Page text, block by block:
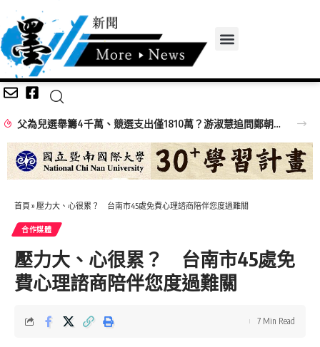
父為兒選舉籌4千萬、競選支出僅1810萬？游淑慧追問鄭朝方：2190萬差額去哪了
首頁 » 壓力大、心很累？ 台南市45處免費心理諮商陪伴您度過難關
合作媒體
壓力大、心很累？ 台南市45處免
費心理諮商陪伴您度過難關
7 Min Read